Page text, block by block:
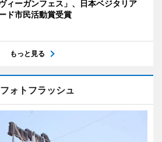
ィーガンフェス」、日本ベジタリア
ド市民活動賞受賞
もっと見る
フォトフラッシュ